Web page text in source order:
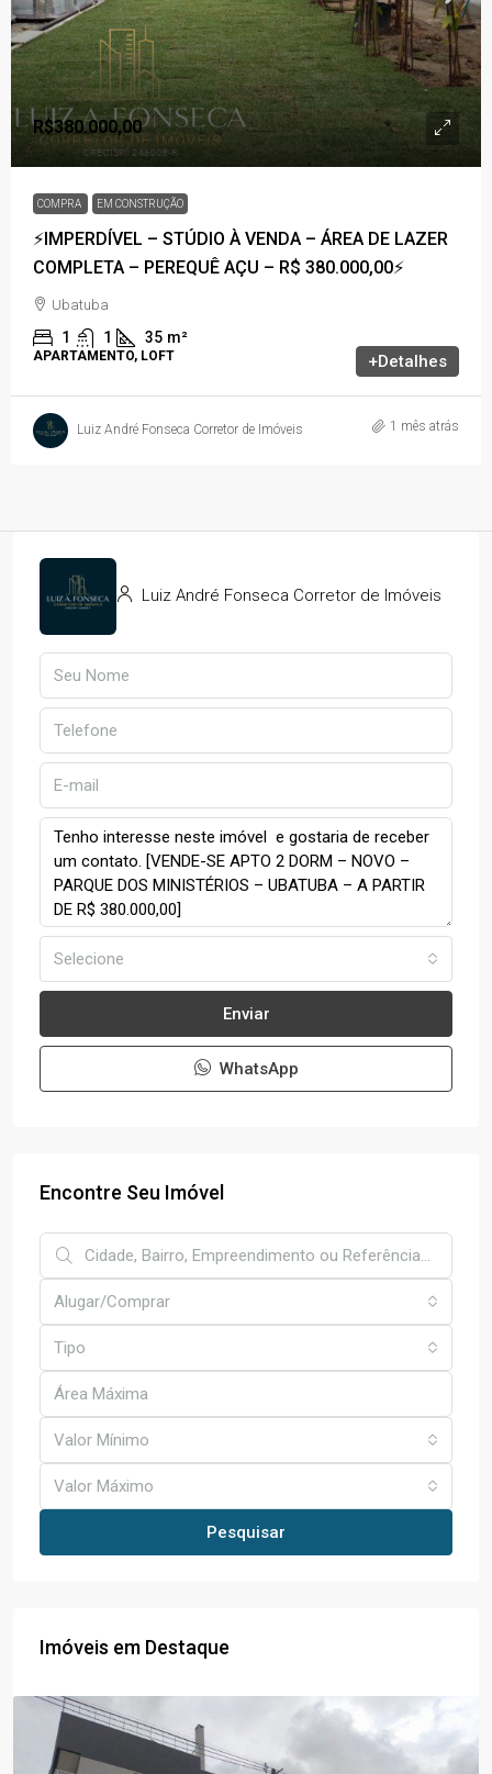
R$380.000,00
COMPRA EM CONSTRUÇÃO
⚡IMPERDÍVEL – STÚDIO À VENDA – ÁREA DE LAZER
COMPLETA – PEREQUÊ AÇU – R$ 380.000,00⚡
Ubatuba
1 1 35 m²
APARTAMENTO, LOFT +Detalhes
Luiz André Fonseca Corretor de Imóveis 1 mês atrás
Luiz André Fonseca Corretor de Imóveis
Selecione
Enviar
WhatsApp
Encontre Seu Imóvel
Alugar/Comprar
Tipo
Valor Mínimo
Valor Máximo
Pesquisar
Imóveis em Destaque